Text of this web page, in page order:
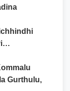
Gurthulu,